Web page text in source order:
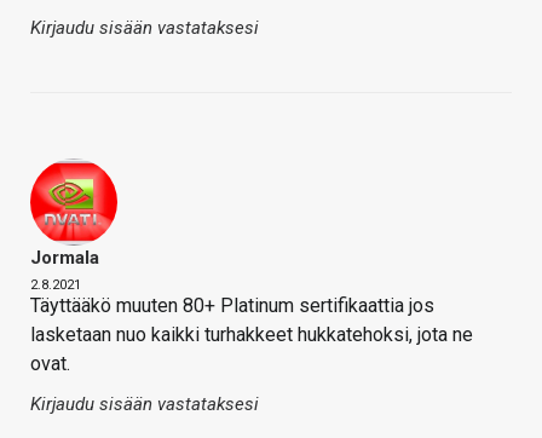
Kirjaudu sisään vastataksesi
Jormala
2.8.2021
Täyttääkö muuten 80+ Platinum sertifikaattia jos
lasketaan nuo kaikki turhakkeet hukkatehoksi, jota ne
ovat.
Kirjaudu sisään vastataksesi